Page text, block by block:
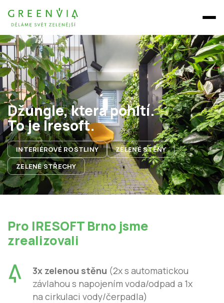
Džungle, která pohltí.
To je Iresoft.
INTERIÉROVÉ ROSTLINY
ZELENÉ STĚNY
ZELENÉ STŘECHY
Pro IRESOFT Brno jsme
zrealizovali
3x zelenou stěnu (2x s automatickou
závlahou s napojením voda/odpad a 1x
na cirkulaci vody/čerpadla)